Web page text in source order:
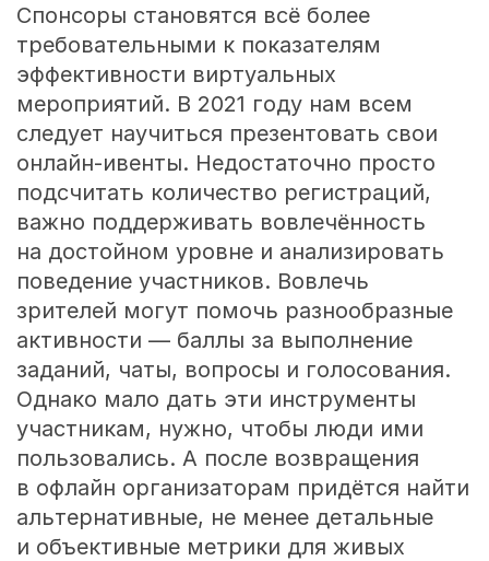
Спонсоры становятся всё более
требовательными к показателям
эффективности виртуальных
мероприятий. В 2021 году нам всем
следует научиться презентовать свои
онлайн-ивенты. Недостаточно просто
подсчитать количество регистраций,
важно поддерживать вовлечённость
на достойном уровне и анализировать
поведение участников. Вовлечь
зрителей могут помочь разнообразные
активности — баллы за выполнение
заданий, чаты, вопросы и голосования.
Однако мало дать эти инструменты
участникам, нужно, чтобы люди ими
пользовались. А после возвращения
в офлайн организаторам придётся найти
альтернативные, не менее детальные
и объективные метрики для живых